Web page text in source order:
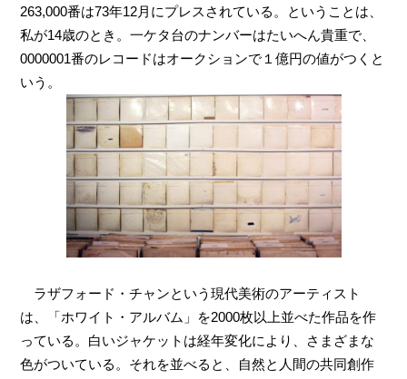
263,000番は73年12月にプレスされている。ということは、
私が14歳のとき。一ケタ台のナンバーはたいへん貴重で、
0000001番のレコードはオークションで１億円の値がつくと
いう。
ラザフォード・チャンという現代美術のアーティスト
は、「ホワイト・アルバム」を2000枚以上並べた作品を作
っている。白いジャケットは経年変化により、さまざまな
色がついている。それを並べると、自然と人間の共同創作